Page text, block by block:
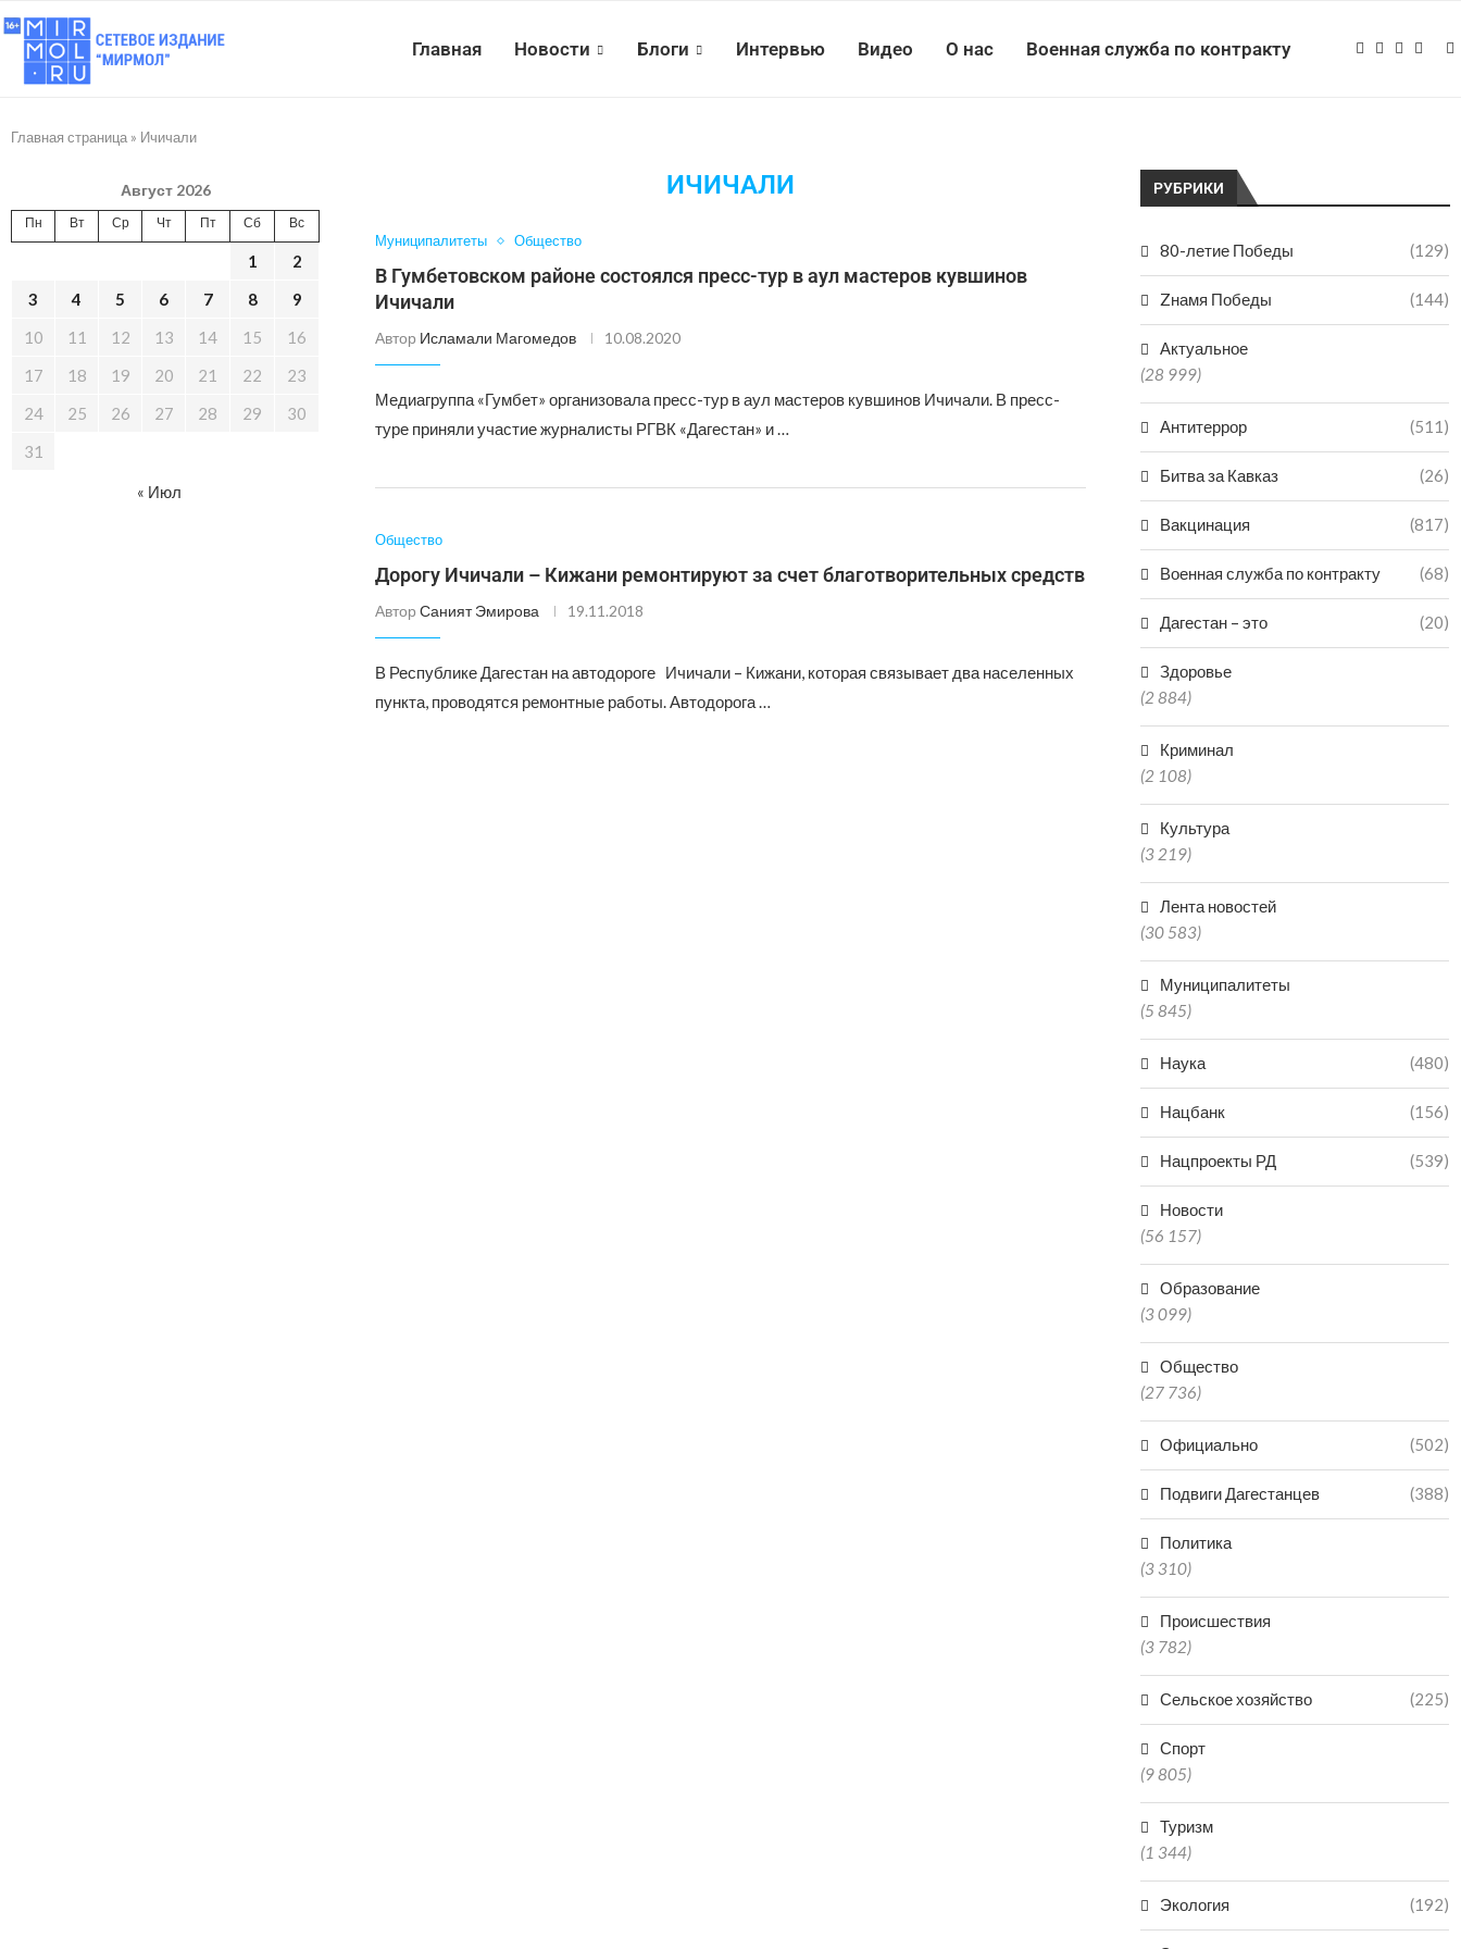
Главная Новости Блоги Интервью Видео О нас Военная служба по контракту
Главная страница » Ичичали
ИЧИЧАЛИ
Муниципалитеты Общество
В Гумбетовском районе состоялся пресс-тур в аул мастеров кувшинов
Ичичали
Автор Исламали Магомедов 10.08.2020
Медиагруппа «Гумбет» организовала пресс-тур в аул мастеров кувшинов Ичичали. В пресс-
туре приняли участие журналисты РГВК «Дагестан» и …
Общество
Дорогу Ичичали – Кижани ремонтируют за счет благотворительных средств
Автор Саният Эмирова 19.11.2018
В Республике Дагестан на автодороге Ичичали – Кижани, которая связывает два населенных
пункта, проводятся ремонтные работы. Автодорога …
РУБРИКИ
80-летие Победы (129)
Zнамя Победы (144)
Актуальное
(28 999)
Антитеррор (511)
Битва за Кавказ (26)
Вакцинация (817)
Военная служба по контракту (68)
Дагестан – это (20)
Здоровье
(2 884)
Криминал
(2 108)
Культура
(3 219)
Лента новостей
(30 583)
Муниципалитеты
(5 845)
Наука (480)
Нацбанк (156)
Нацпроекты РД (539)
Новости
(56 157)
Образование
(3 099)
Общество
(27 736)
Официально (502)
Подвиги Дагестанцев (388)
Политика
(3 310)
Происшествия
(3 782)
Сельское хозяйство (225)
Спорт
(9 805)
Туризм
(1 344)
Экология (192)
Август 2026
Пн Вт Ср Чт Пт Сб Вс
1
2
3
4 5 6 7 8
9
10
11 12 13 14 15
16
17
18 19 20 21 22
23
24
25 26 27 28 29
30
31
« Июл